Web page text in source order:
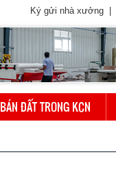
Ký gửi nhà xưởng
BÁN ĐẤT TRONG KCN